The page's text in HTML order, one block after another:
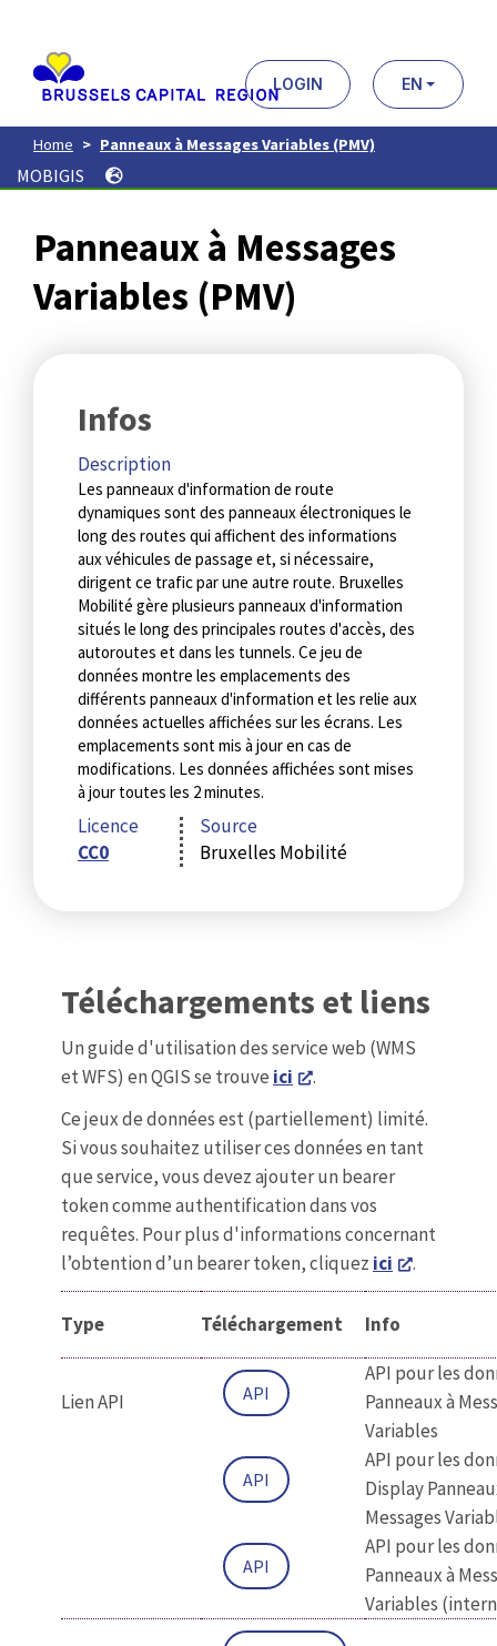
contenu
principal
LOGIN EN
Home Panneaux à Messages Variables (PMV)
MOBIGIS
Panneaux à Messages
Variables (PMV)
Infos
Description
Les panneaux d'information de route
dynamiques sont des panneaux électroniques le
long des routes qui affichent des informations
aux véhicules de passage et, si nécessaire,
dirigent ce trafic par une autre route. Bruxelles
Mobilité gère plusieurs panneaux d'information
situés le long des principales routes d'accès, des
autoroutes et dans les tunnels. Ce jeu de
données montre les emplacements des
différents panneaux d'information et les relie aux
données actuelles affichées sur les écrans. Les
emplacements sont mis à jour en cas de
modifications. Les données affichées sont mises
à jour toutes les 2 minutes.
Licence
CC0
Source
Bruxelles Mobilité
Téléchargements et liens
Un guide d'utilisation des service web (WMS
et WFS) en QGIS se trouve ici
.
Ce jeux de données est (partiellement) limité.
Si vous souhaitez utiliser ces données en tant
que service, vous devez ajouter un bearer
token comme authentification dans vos
requêtes. Pour plus d'informations concernant
l’obtention d’un bearer token, cliquez ici .
Type Téléchargement Info
Lien API API
API pour les
Panneaux à
Variables
API
API pour les
Display
Messages
API
API pour les
Panneaux à
Variables